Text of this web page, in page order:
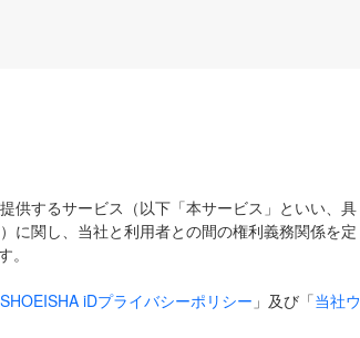
供するサービス（以下「本サービス」といい、具
に関し、当社と利用者との間の権利義務関係を定
SHOEISHA iDプライバシーポリシー 」及び「当社ウ